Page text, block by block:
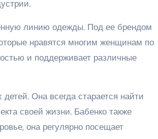
линию одежды. Под ее брендом
нравятся многим женщинам по
и поддерживает различные
Она всегда старается найти
своей жизни. Бабенко также
она регулярно посещает